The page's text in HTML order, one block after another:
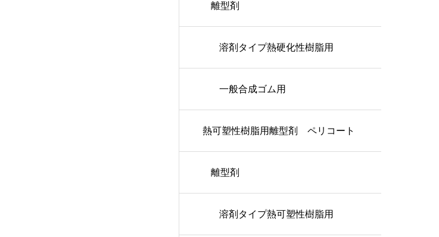
アコート
離型剤
溶剤タイプ熱硬化性樹脂用
一般合成ゴム用
熱可塑性樹脂用離型剤 ペリコート
離型剤
溶剤タイプ熱可塑性樹脂用